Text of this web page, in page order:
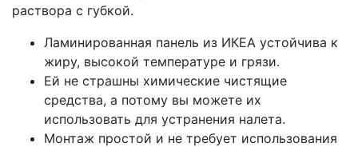
раствора с губкой.
Ламинированная панель из ИКЕА устойчива к
жиру, высокой температуре и грязи.
Ей не страшны химические чистящие
средства, а потому вы можете их
использовать для устранения налета.
Монтаж простой и не требует использования